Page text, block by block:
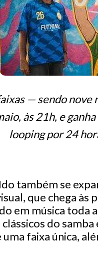
— sendo
às 21h, e
looping por 24
também se
que chega
em música toda
do
faixa única,